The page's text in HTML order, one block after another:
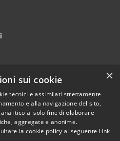
Copyright © 2025
Autorità di
Sistema Portuale
del Mare Adriatico
Centrale
×
sui cookie
tecnici e assimilati strettamente
e alla navigazione del sito,
al solo fine di elaborare
aggregate e anonime.
la cookie policy al seguente Link